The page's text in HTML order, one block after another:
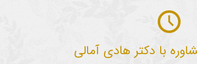
با دکتر هادی آمالی